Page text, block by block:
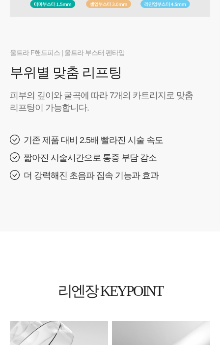
울트라 F핸드피스 | 울트라 부스터 펜타입
부위별 맞춤 리프팅
피부의 깊이와 굴곡에 따라 7개의 카트리지로 맞춤
리프팅이 가능합니다.
기존 제품 대비 2.5배 빨라진 시술 속도
짧아진 시술시간으로 통증 부담 감소
더 강력해진 초음파 집속 기능과 효과
리엔장 KEYPOINT